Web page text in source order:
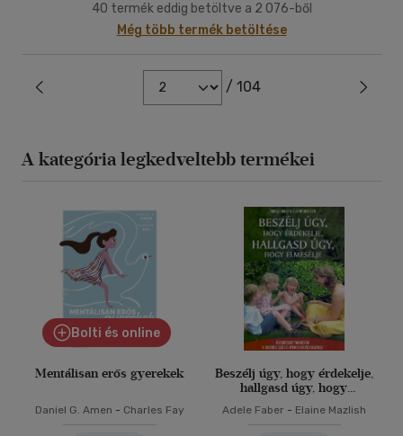
40 termék eddig betöltve a 2 076-ből
Még több termék betöltése
/ 104
A kategória legkedveltebb termékei
Bolti és online
Mentálisan erős gyerekek
Daniel G. Amen - Charles Fay
Beszélj úgy, hogy érdekelje,
hallgasd úgy, hogy
Adele Faber - Elaine Mazlish